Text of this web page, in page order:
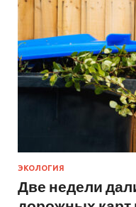
ЭКОЛОГИЯ
Две недели